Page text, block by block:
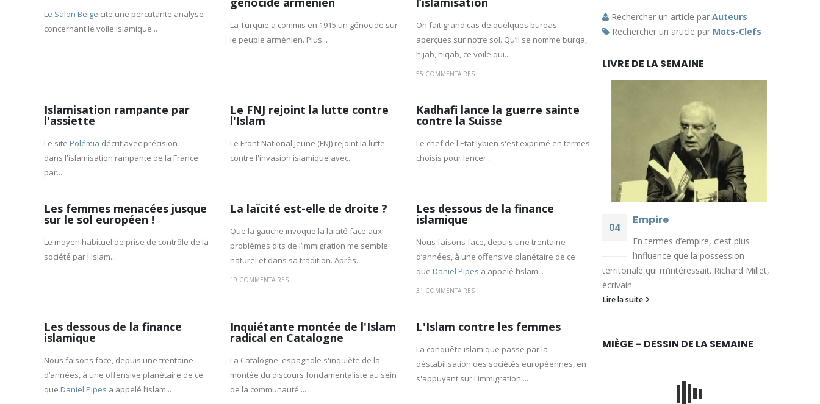
Le Salon Beige cite une percutante analyse
concernant le voile islamique...
La Turquie a commis en 1915 un génocide sur
le peuple arménien. Plus...
On fait grand cas de quelques burqas
aperçues sur notre sol. Qu’il se nomme burqa,
hijab, niqab, ce voile qui...
55 COMMENTAIRES
Islamisation rampante par
l'assiette
Le site Polémia décrit avec précision
dans l'islamisation rampante de la France
par...
Le FNJ rejoint la lutte contre
l'Islam
Le Front National Jeune (FNJ) rejoint la lutte
contre l'invasion islamique avec...
Kadhafi lance la guerre sainte
contre la Suisse
Le chef de l'Etat lybien s'est exprimé en termes
choisis pour lancer...
Les femmes menacées jusque
sur le sol européen !
Le moyen habituel de prise de contrôle de la
société par l'Islam...
La laïcité est-elle de droite ?
Que la gauche in­voque la laïcité face aux
problèmes dits de l’immigration me semble
naturel et dans sa tradition. Après...
19 COMMENTAIRES
Les dessous de la finance
islamique
Nous faisons face, depuis une trentaine
d’années, à une offensive planétaire de ce
que Daniel Pipes a appelé l’islam...
31 COMMENTAIRES
Les dessous de la finance
islamique
Nous faisons face, depuis une trentaine
d’années, à une offensive planétaire de ce
que Daniel Pipes a appelé l’islam...
Inquiétante montée de l'Islam
radical en Catalogne
La Catalogne espagnole s'inquiète de la
montée du discours fondamentaliste au sein
de la communauté ...
L'Islam contre les femmes
La conquête islamique passe par la
déstabilisation des sociétés européennes, en
s'appuyant sur l'immigration ...
Rechercher un article par Auteurs
Rechercher un article par Mots-Clefs
LIVRE DE LA SEMAINE
04
Empire
En termes d’empire, c’est plus
l’influence que la possession
territoriale qui m’intéressait. Richard Millet,
écrivain
Lire la suite
MIÈGE – DESSIN DE LA SEMAINE